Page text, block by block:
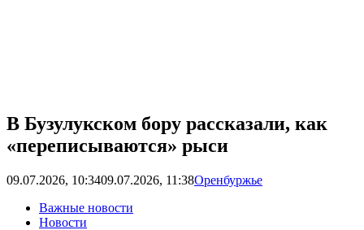
В Бузулукском бору рассказали, как
«переписываются» рыси
09.07.2026, 10:3409.07.2026, 11:38Оренбуржье
Важные новости
Новости